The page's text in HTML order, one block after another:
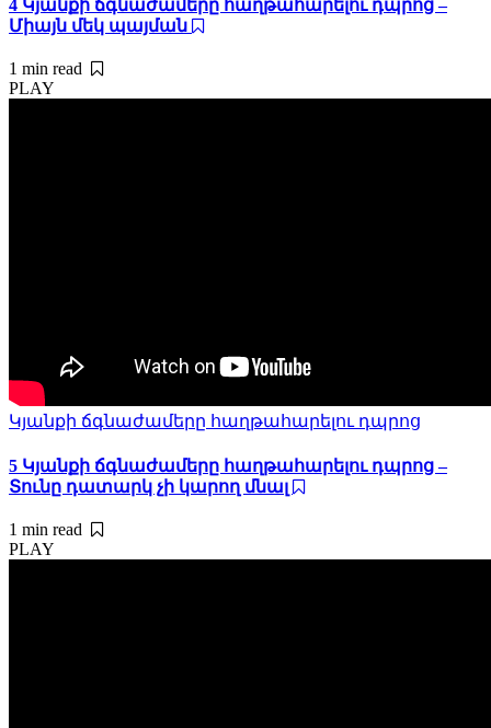
4 Կյանքի ճգնաժամերը հաղթահարելու դպրոց –
Միայն մեկ պայման
1 min read
PLAY
Կյանքի ճգնաժամերը հաղթահարելու դպրոց
5 Կյանքի ճգնաժամերը հաղթահարելու դպրոց –
Տունը դատարկ չի կարող մնալ
1 min read
PLAY